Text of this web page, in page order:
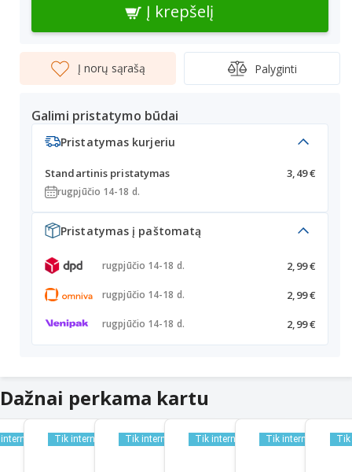
Į krepšelį
Į norų sąrašą Palyginti
Galimi pristatymo būdai
Pristatymas kurjeriu
Standartinis pristatymas 3,49 €
rugpjūčio 14-18 d.
Pristatymas į paštomatą
rugpjūčio 14-18 d. 2,99 €
rugpjūčio 14-18 d. 2,99 €
rugpjūčio 14-18 d. 2,99 €
Dažnai perkama kartu
Tik internetu Tik internetu Tik internetu Tik internetu Tik